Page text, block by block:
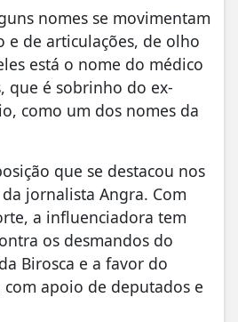
nomes se movimentam
e de articulações, de olho
está o nome do médico
que é sobrinho do ex-
como um dos nomes da
que se destacou nos
jornalista Angra. Com
a influenciadora tem
os desmandos do
Birosca e a favor do
apoio de deputados e